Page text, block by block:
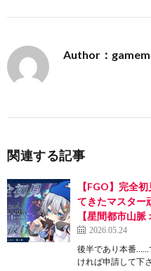
Author：
関連する記事
【FGO】完全
てきたマスター
【星間都市山脈
2026.05.24
後半であり本番……
ければ申請して下